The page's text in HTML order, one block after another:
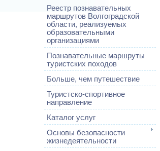
Реестр познавательных
маршрутов Волгоградской
области, реализуемых
образовательными
организациями
Познавательные маршруты
туристских походов
Больше, чем путешествие
Туристско-спортивное
направление
Каталог услуг
Основы безопасности
жизнедеятельности